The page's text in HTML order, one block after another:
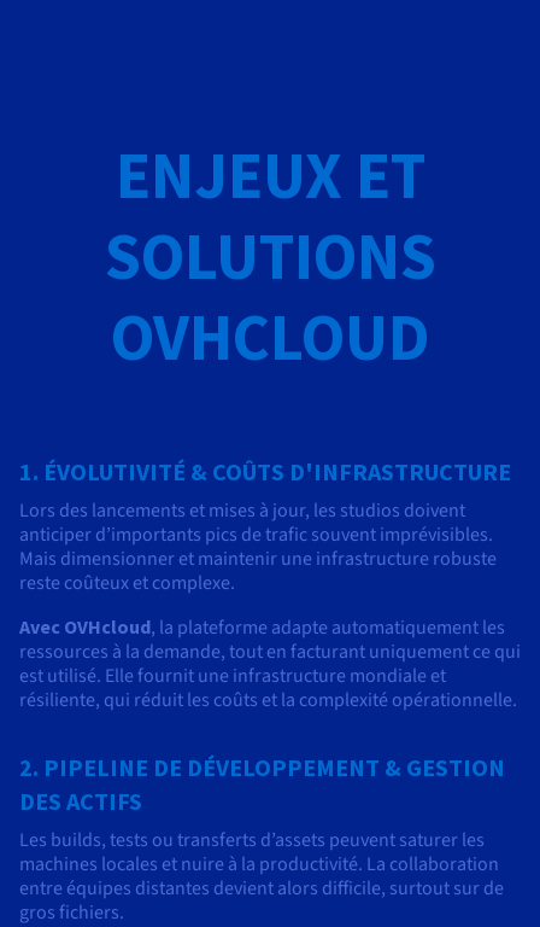
ENJEUX ET
SOLUTIONS
OVHCLOUD
1. ÉVOLUTIVITÉ & COÛTS D'INFRASTRUCTURE
Lors des lancements et mises à jour, les studios doivent
anticiper d’importants pics de trafic souvent imprévisibles.
Mais dimensionner et maintenir une infrastructure robuste
reste coûteux et complexe.
Avec OVHcloud, la plateforme adapte automatiquement les
ressources à la demande, tout en facturant uniquement ce qui
est utilisé. Elle fournit une infrastructure mondiale et
résiliente, qui réduit les coûts et la complexité opérationnelle.
2. PIPELINE DE DÉVELOPPEMENT & GESTION
DES ACTIFS
Les builds, tests ou transferts d’assets peuvent saturer les
machines locales et nuire à la productivité. La collaboration
entre équipes distantes devient alors difficile, surtout sur de
gros fichiers.